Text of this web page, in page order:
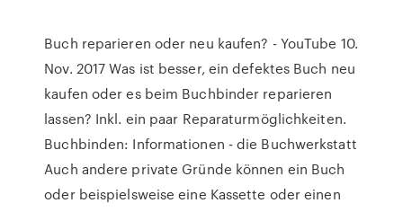
Buch reparieren oder neu kaufen? - YouTube 10.
Nov. 2017 Was ist besser, ein defektes Buch neu
kaufen oder es beim Buchbinder reparieren
lassen? Inkl. ein paar Reparaturmöglichkeiten.
Buchbinden: Informationen - die Buchwerkstatt
Auch andere private Gründe können ein Buch
oder beispielsweise eine Kassette oder einen